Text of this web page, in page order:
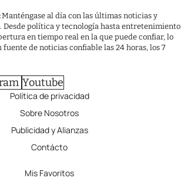
Manténgase al día con las últimas noticias y
Desde política y tecnología hasta entretenimiento
en tiempo real en la que puede confiar, lo
fuente de noticias confiable las 24 horas, los 7
Youtube
Política de privacidad
Sobre Nosotros
Publicidad y Alianzas
Contácto
Mis Favoritos